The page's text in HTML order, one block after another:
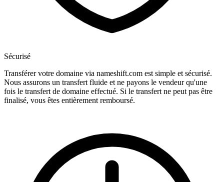
Sécurisé
Transférer votre domaine via nameshift.com est simple et sécurisé.
Nous assurons un transfert fluide et ne payons le vendeur qu'une
fois le transfert de domaine effectué. Si le transfert ne peut pas être
finalisé, vous êtes entièrement remboursé.